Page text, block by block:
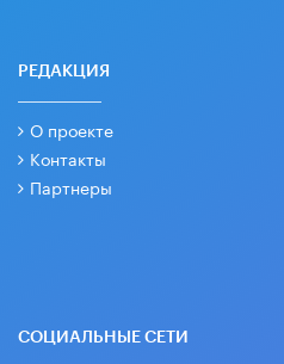
РЕДАКЦИЯ
О проекте
Контакты
Партнеры
СОЦИАЛЬНЫЕ СЕТИ